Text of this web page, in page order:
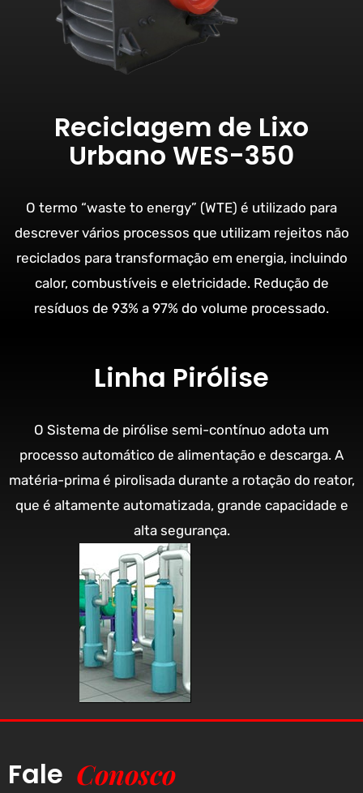
Reciclagem de Lixo
Urbano WES-350
O termo “waste to energy” (WTE) é utilizado para
descrever vários processos que utilizam rejeitos não
reciclados para transformação em energia, incluindo
calor, combustíveis e eletricidade. Redução de
resíduos de 93% a 97% do volume processado.
Linha Pirólise
O Sistema de pirólise semi-contínuo adota um
processo automático de alimentação e descarga. A
matéria-prima é pirolisada durante a rotação do reator,
que é altamente automatizada, grande capacidade e
alta segurança.
Fale Conosco